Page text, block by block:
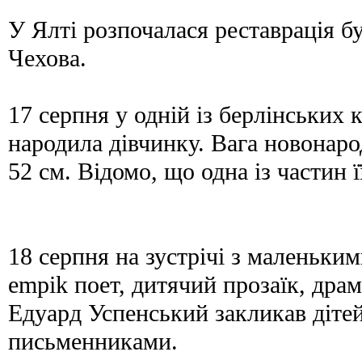
У Ялті розпочалася реставрація
Чехова.
17 серпня у одній із берлінських
народила дівчинку. Вага
52 см. Відомо, що одна із
18 серпня на зустрічі з
empik поет, дитячий прозаїк,
Едуард Успенський закликав
письменниками.